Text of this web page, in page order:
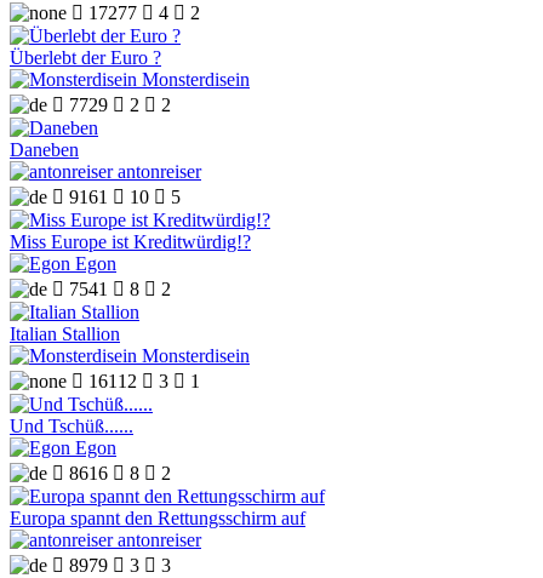
 17277  4  2
Überlebt der Euro ?
Monsterdisein
 7729  2  2
Daneben
antonreiser
 9161  10  5
Miss Europe ist Kreditwürdig!?
Egon
 7541  8  2
Italian Stallion
Monsterdisein
 16112  3  1
Und Tschüß......
Egon
 8616  8  2
Europa spannt den Rettungsschirm auf
antonreiser
 8979  3  3